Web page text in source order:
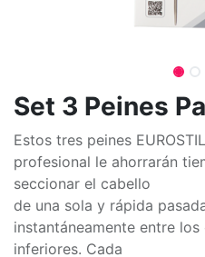
Set 3 Peines
Estos tres peines
profesional le ahorrarán
seccionar el cabello
de una sola y rápida
instantáneamente entre
inferiores. Cada